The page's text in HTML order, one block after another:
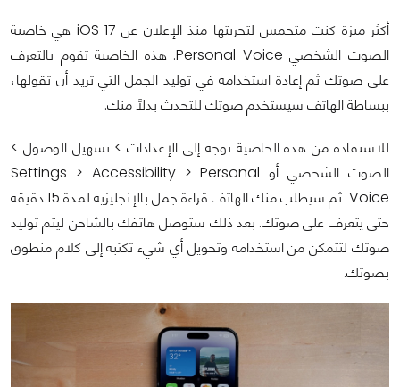
أكثر ميزة كنت متحمس لتجربتها منذ الإعلان عن iOS 17 هي خاصية
الصوت الشخصي Personal Voice. هذه الخاصية تقوم بالتعرف
على صوتك ثم إعادة استخدامه في توليد الجمل التي تريد أن تقولها،
ببساطة الهاتف سيستخدم صوتك للتحدث بدلاً منك.
للاستفادة من هذه الخاصية توجه إلى الإعدادات > تسهيل الوصول >
الصوت الشخصي أو Settings > Accessibility > Personal
Voice ثم سيطلب منك الهاتف قراءة جمل بالإنجليزية لمدة 15 دقيقة
حتى يتعرف على صوتك. بعد ذلك ستوصل هاتفك بالشاحن ليتم توليد
صوتك لتتمكن من استخدامه وتحويل أي شيء تكتبه إلى كلام منطوق
بصوتك.